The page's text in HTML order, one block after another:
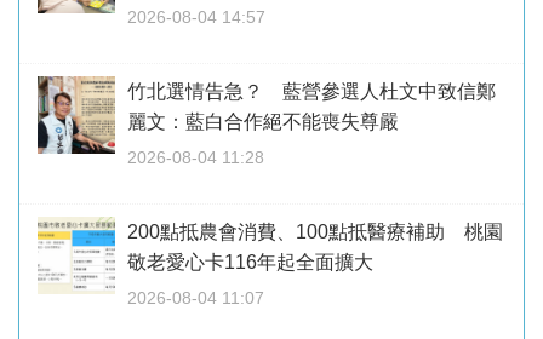
2026-08-04 14:57
竹北選情告急？ 藍營參選人杜文中致信鄭
麗文：藍白合作絕不能喪失尊嚴
2026-08-04 11:28
200點抵農會消費、100點抵醫療補助 桃園
敬老愛心卡116年起全面擴大
2026-08-04 11:07